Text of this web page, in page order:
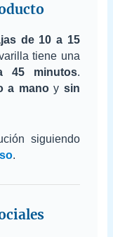
de 10 a 15
tiene una
45 minutos.
a manoy sin
siguiendo
.